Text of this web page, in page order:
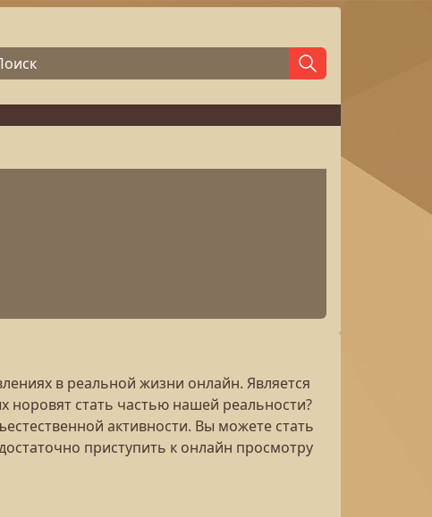
в реальной жизни онлайн. Является
стать частью нашей реальности?
активности. Вы можете стать
приступить к онлайн просмотру